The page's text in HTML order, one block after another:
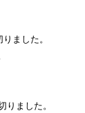
ました。
りました。